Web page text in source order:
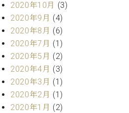
テ
ィ
ス
ト
カ
ス
タ
マ
ー
サ
ー
2020年10月 (3)
2020年9月 (4)
2020年8月 (6)
2020年7月 (1)
2020年5月 (2)
2020年4月 (3)
2020年3月 (1)
2020年2月 (1)
2020年1月 (2)